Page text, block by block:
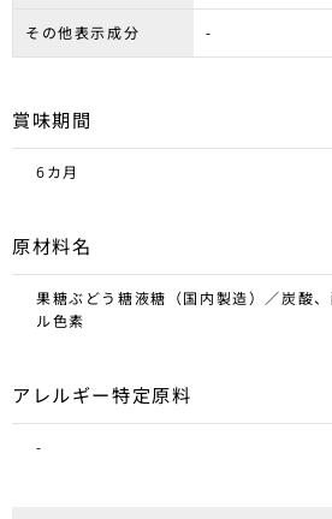
その他表示成分 -
賞味期間
6カ月
原材料名
果糖ぶどう糖液糖（国内製造）／炭酸
ル色素
アレルギー特定原料
-